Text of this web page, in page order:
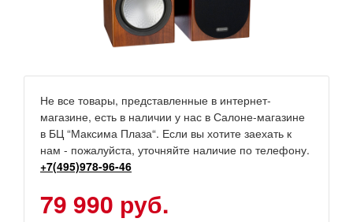
Не все товары, представленные в интернет-
магазине, есть в наличии у нас в Салоне-магазине
в БЦ “Максима Плаза“. Если вы хотите заехать к
нам - пожалуйста, уточняйте наличие по телефону.
+7(495)978-96-46
79 990 руб.